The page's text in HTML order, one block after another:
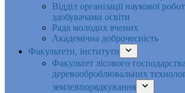
Відділ організації наукової
здобувачами освіти
Рада молодих вчених
Академічна доброчесність
Факультети, інститути
Факультет лісового
деревооброблювальних
землевпорядкування